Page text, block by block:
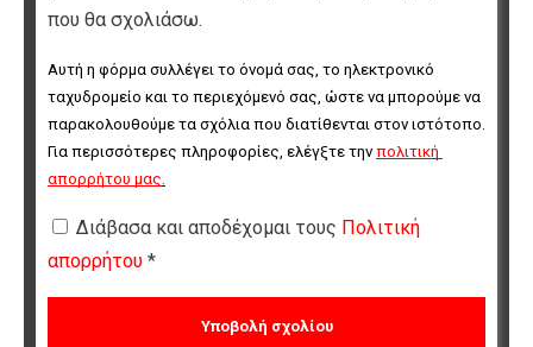
που θα σχολιάσω.
Αυτή η φόρμα συλλέγει το όνομά σας, το ηλεκτρονικό
ταχυδρομείο και το περιεχόμενό σας, ώστε να μπορούμε να
παρακολουθούμε τα σχόλια που διατίθενται στον ιστότοπο.
Για περισσότερες πληροφορίες, ελέγξτε την πολιτική
απορρήτου μας
Διάβασα και αποδέχομαι τους Πολιτική
απορρήτου *